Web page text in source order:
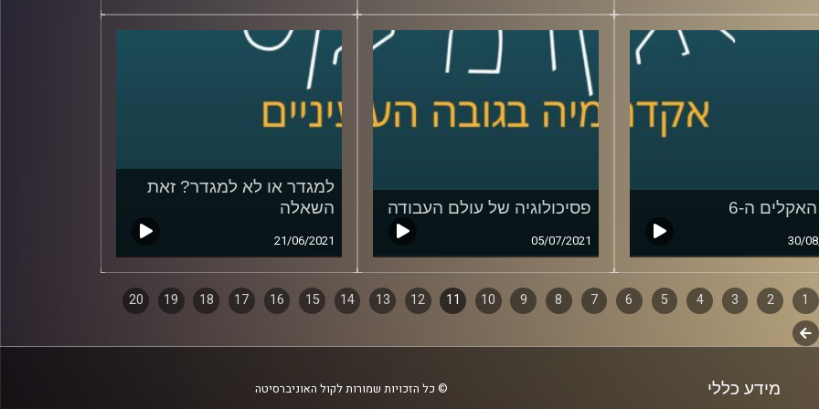
ה-6
30/
פסיכולוגיה של עולם העבודה
05/07/2021
למגדר או לא למגדר? זאת
השאלה
21/06/2021
1
2
3
4
5
6
7
8
9
10
11
12
13
14
15
16
17
18
19
20
לשלב
מידע כללי © כל הזכויות שמורות לקול האוניברסיטה